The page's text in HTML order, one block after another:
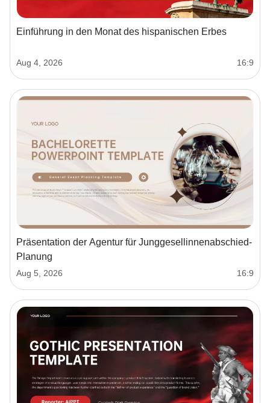
Einführung in den Monat des hispanischen Erbes
Aug 4, 2026 16:9
Präsentation der Agentur für Junggesellinnenabschied-
Planung
Aug 5, 2026 16:9